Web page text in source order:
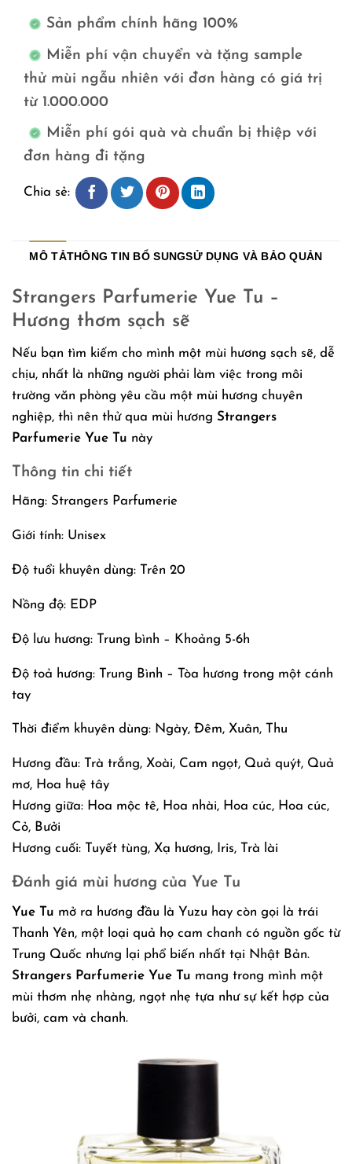
Sản phẩm chính hãng 100%
Miễn phí vận chuyển và tặng sample
thử mùi ngẫu nhiên với đơn hàng có giá trị
từ 1.000.000
Miễn phí gói quà và chuẩn bị thiệp với
đơn hàng đi tặng
Chia sẻ:
MÔ TẢTHÔNG TIN BỔ SUNGSỬ DỤNG VÀ BẢO QUẢN
Strangers Parfumerie Yue Tu –
Hương thơm sạch sẽ
Nếu bạn tìm kiếm cho mình một mùi hương sạch sẽ, dễ
chịu, nhất là những người phải làm việc trong môi
trường văn phòng yêu cầu một mùi hương chuyên
nghiệp, thì nên thử qua mùi hương Strangers
Parfumerie Yue Tu này
Thông tin chi tiết
Hãng: Strangers Parfumerie
Giới tính: Unisex
Độ tuổi khuyên dùng: Trên 20
Nồng độ: EDP
Độ lưu hương: Trung bình – Khoảng 5-6h
Độ toả hương: Trung Bình – Tòa hương trong một cánh
tay
Thời điểm khuyên dùng: Ngày, Đêm, Xuân, Thu
Hương đầu: Trà trắng, Xoài, Cam ngọt, Quả quýt, Quả
mơ, Hoa huệ tây
Hương giữa: Hoa mộc tê, Hoa nhài, Hoa cúc, Hoa cúc,
Cỏ, Bưởi
Hương cuối: Tuyết tùng, Xạ hương, Iris, Trà lài
Đánh giá mùi hương của Yue Tu
Yue Tu mở ra hương đầu là Yuzu hay còn gọi là trái
Thanh Yên, một loại quả họ cam chanh có nguồn gốc từ
Trung Quốc nhưng lại phổ biến nhất tại Nhật Bản.
Strangers Parfumerie Yue Tu mang trong mình một
mùi thơm nhẹ nhàng, ngọt nhẹ tựa như sự kết hợp của
bưởi, cam và chanh.